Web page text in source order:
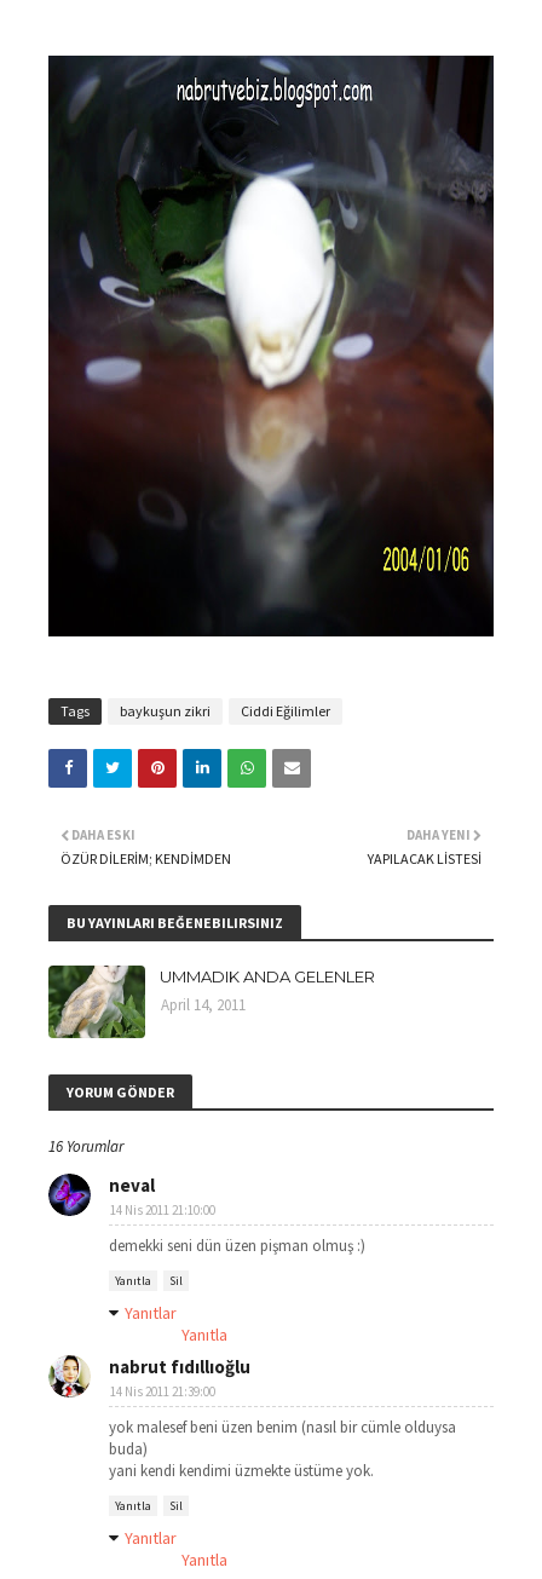
Tags baykuşun zikri Ciddi Eğilimler
DAHA YENI
YAPILACAK LİSTESİ
DAHA ESKI
ÖZÜR DİLERİM; KENDİMDEN
BU YAYINLARI BEĞENEBILIRSINIZ
UMMADIK ANDA GELENLER
April 14, 2011
YORUM GÖNDER
16 Yorumlar
neval
14 Nis 2011 21:10:00
demekki seni dün üzen pişman olmuş :)
Yanıtla Sil
Yanıtlar
Yanıtla
nabrut fıdıllıoğlu
14 Nis 2011 21:39:00
yok malesef beni üzen benim (nasıl bir cümle olduysa
buda)
yani kendi kendimi üzmekte üstüme yok.
Yanıtla Sil
Yanıtlar
Yanıtla